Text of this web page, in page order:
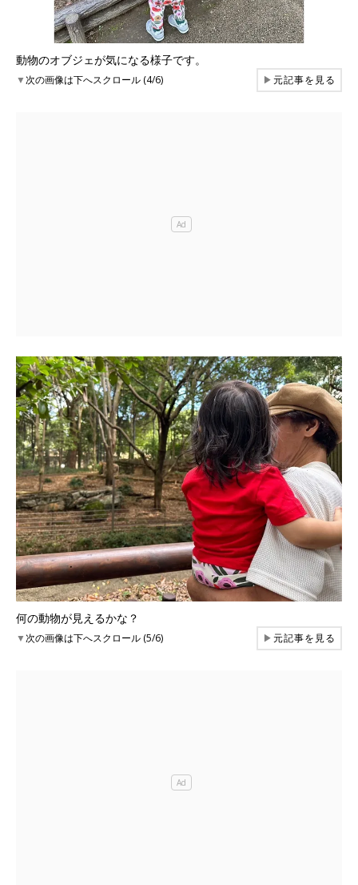
動物のオブジェが気になる様子です。
▼次の画像は下へスクロール (4/6) ▶元記事を見る
何の動物が見えるかな？
▼次の画像は下へスクロール (5/6) ▶元記事を見る